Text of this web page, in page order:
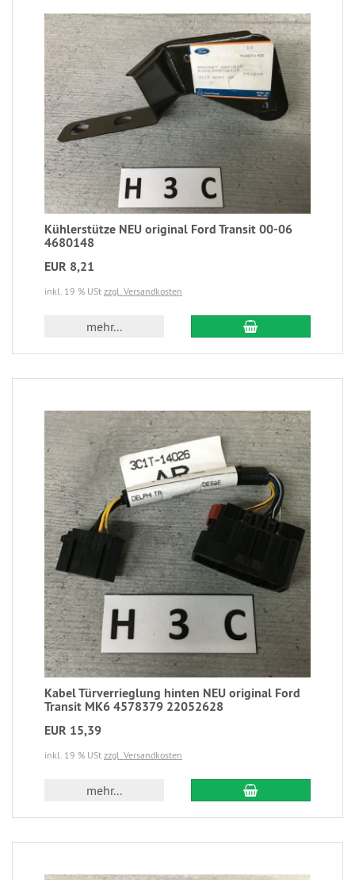
Kühlerstütze NEU original Ford Transit 00-06
4680148
EUR 8,21
inkl. 19 % USt zzgl. Versandkosten
mehr...
Kabel Türverrieglung hinten NEU original Ford
Transit MK6 4578379 22052628
EUR 15,39
inkl. 19 % USt zzgl. Versandkosten
mehr...